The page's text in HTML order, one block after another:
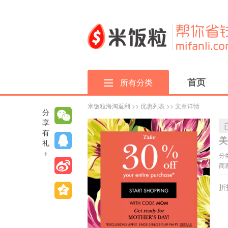
所有分类 首页
米饭粒海淘返利 >> 优惠列表 >> 文章详情
分
商
分
享
有
礼
+